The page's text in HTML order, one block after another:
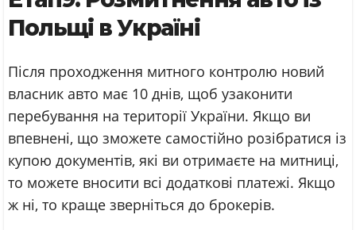
Польщі в Україні
Після проходження митного контролю новий
власник авто має 10 днів, щоб узаконити
перебування на території України. Якщо ви
впевнені, що зможете самостійно розібратися із
купою документів, які ви отримаєте на митниці,
то можете вносити всі додаткові платежі. Якщо
ж ні, то краще зверніться до брокерів.